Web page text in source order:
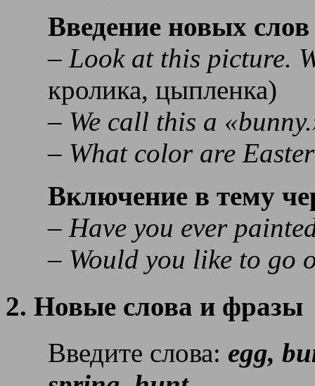
Введение новых слов
– Look at this picture.
кролика, цыпленка)
– We call this a
– What color are
Включение в тему
– Have you ever
– Would you like to go
2. Новые слова и фразы
Введите слова: egg,